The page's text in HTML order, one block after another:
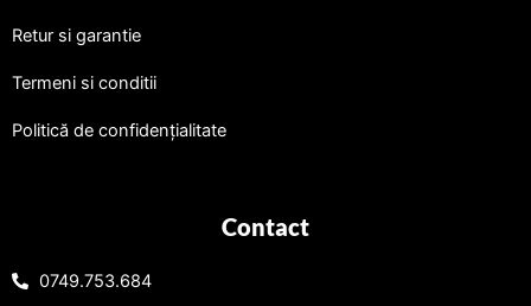
Retur si garantie
Termeni si conditii
Politică de confidențialitate
Contact
0749.753.684